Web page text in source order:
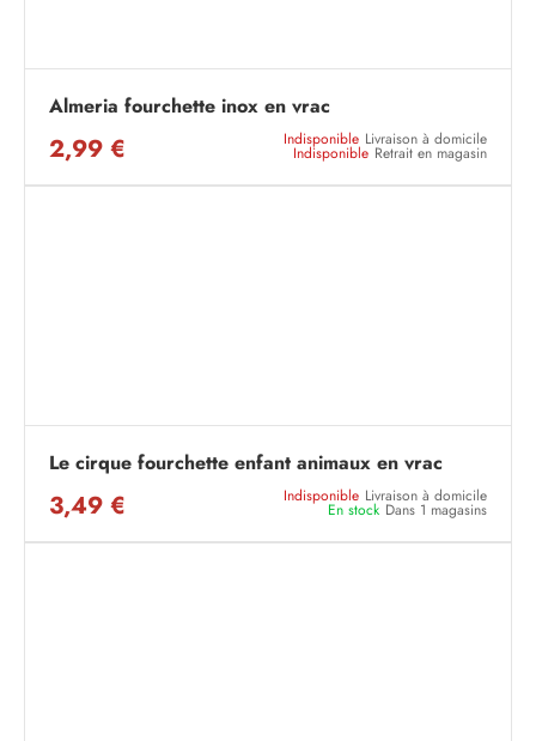
Almeria fourchette inox en vrac
2,99 € Indisponible Livraison à domicile
Indisponible Retrait en magasin
Le cirque fourchette enfant animaux en vrac
3,49 € Indisponible Livraison à domicile
En stock Dans 1 magasins